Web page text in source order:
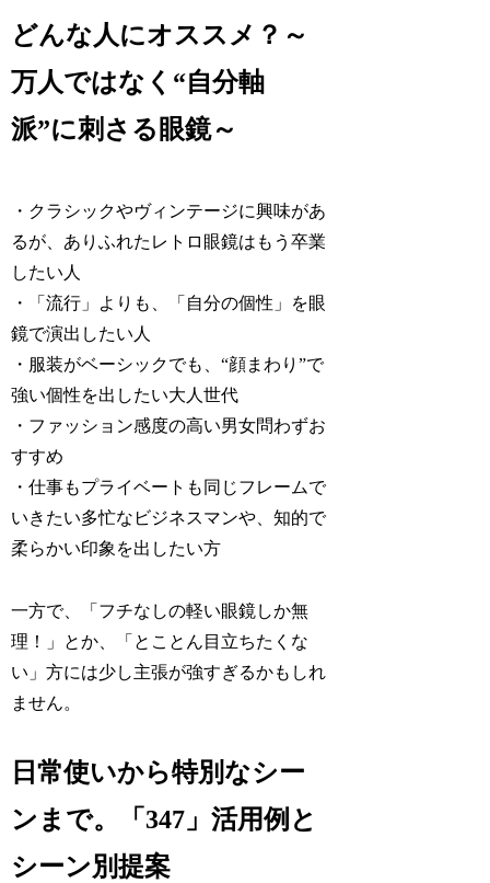
どんな人にオススメ？～
万人ではなく“自分軸
派”に刺さる眼鏡～
・クラシックやヴィンテージに興味があ
るが、ありふれたレトロ眼鏡はもう卒業
したい人
・「流行」よりも、「自分の個性」を眼
鏡で演出したい人
・服装がベーシックでも、“顔まわり”で
強い個性を出したい大人世代
・ファッション感度の高い男女問わずお
すすめ
・仕事もプライベートも同じフレームで
いきたい多忙なビジネスマンや、知的で
柔らかい印象を出したい方
一方で、「フチなしの軽い眼鏡しか無
理！」とか、「とことん目立ちたくな
い」方には少し主張が強すぎるかもしれ
ません。
日常使いから特別なシー
ンまで。「347」活用例と
シーン別提案